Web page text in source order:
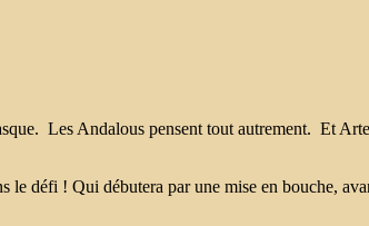
Les Andalous pensent tout autrement. Et
le défi ! Qui débutera par une mise en bouche,